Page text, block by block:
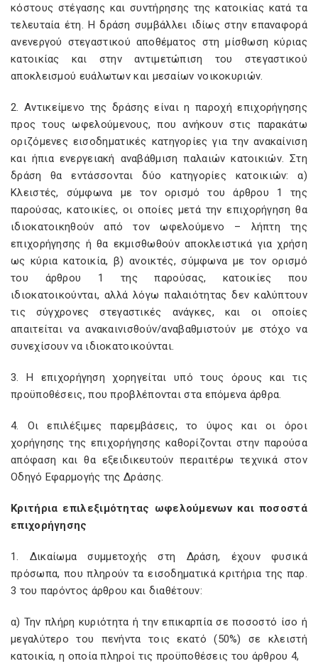
κόστους στέγασης και συντήρησης της κατοικίας κατά τα
τελευταία έτη. Η δράση συμβάλλει ιδίως στην επαναφορά
ανενεργού στεγαστικού αποθέματος στη μίσθωση κύριας
κατοικίας και στην αντιμετώπιση του στεγαστικού
αποκλεισμού ευάλωτων και μεσαίων νοικοκυριών.
2. Αντικείμενο της δράσης είναι η παροχή επιχορήγησης
προς τους ωφελούμενους, που ανήκουν στις παρακάτω
οριζόμενες εισοδηματικές κατηγορίες για την ανακαίνιση
και ήπια ενεργειακή αναβάθμιση παλαιών κατοικιών. Στη
δράση θα εντάσσονται δύο κατηγορίες κατοικιών: α)
Κλειστές, σύμφωνα με τον ορισμό του άρθρου 1 της
παρούσας, κατοικίες, οι οποίες μετά την επιχορήγηση θα
ιδιοκατοικηθούν από τον ωφελούμενο – λήπτη της
επιχορήγησης ή θα εκμισθωθούν αποκλειστικά για χρήση
ως κύρια κατοικία, β) ανοικτές, σύμφωνα με τον ορισμό
του άρθρου 1 της παρούσας, κατοικίες που
ιδιοκατοικούνται, αλλά λόγω παλαιότητας δεν καλύπτουν
τις σύγχρονες στεγαστικές ανάγκες, και οι οποίες
απαιτείται να ανακαινισθούν/αναβαθμιστούν με στόχο να
συνεχίσουν να ιδιοκατοικούνται.
3. Η επιχορήγηση χορηγείται υπό τους όρους και τις
προϋποθέσεις, που προβλέπονται στα επόμενα άρθρα.
4. Οι επιλέξιμες παρεμβάσεις, το ύψος και οι όροι
χορήγησης της επιχορήγησης καθορίζονται στην παρούσα
απόφαση και θα εξειδικευτούν περαιτέρω τεχνικά στον
Οδηγό Εφαρμογής της Δράσης.
Κριτήρια επιλεξιμότητας ωφελούμενων και ποσοστά
επιχορήγησης
1. Δικαίωμα συμμετοχής στη Δράση, έχουν φυσικά
πρόσωπα, που πληρούν τα εισοδηματικά κριτήρια της παρ.
3 του παρόντος άρθρου και διαθέτουν:
α) Την πλήρη κυριότητα ή την επικαρπία σε ποσοστό ίσο ή
μεγαλύτερο του πενήντα τοις εκατό (50%) σε κλειστή
κατοικία, η οποία πληροί τις προϋποθέσεις του άρθρου 4,